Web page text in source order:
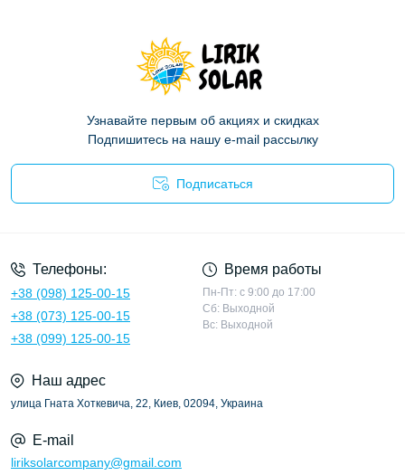
Узнавайте первым об акциях и скидках
Подпишитесь на нашу e-mail рассылку
Подписаться
Телефоны:
+38 (098) 125-00-15
+38 (073) 125-00-15
+38 (099) 125-00-15
Время работы
Пн-Пт: с 9:00 до 17:00
Сб: Выходной
Вс: Выходной
Наш адрес
улица Гната Хоткевича, 22, Киев, 02094, Украина
E-mail
liriksolarcompany@gmail.com